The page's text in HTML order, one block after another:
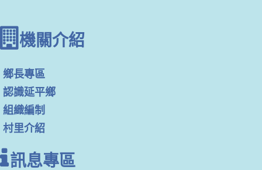
機關介紹
鄉長專區
認識延平鄉
組織編制
村里介紹
訊息專區